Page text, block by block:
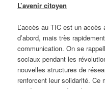
L’avenir citoyen
L’accès au TIC est un
d’abord, mais très
communication. On se
sociaux pendant les
nouvelles structures de
renforcent leur solidarité. Ce